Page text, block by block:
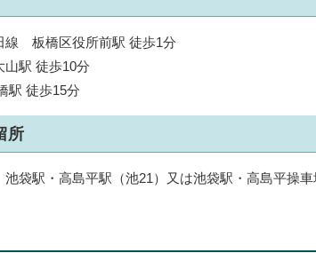
線 板橋区役所前駅 徒歩1分
駅 徒歩10分
徒歩15分
所
袋駅・高島平駅（池21）又は池袋駅・高島平操